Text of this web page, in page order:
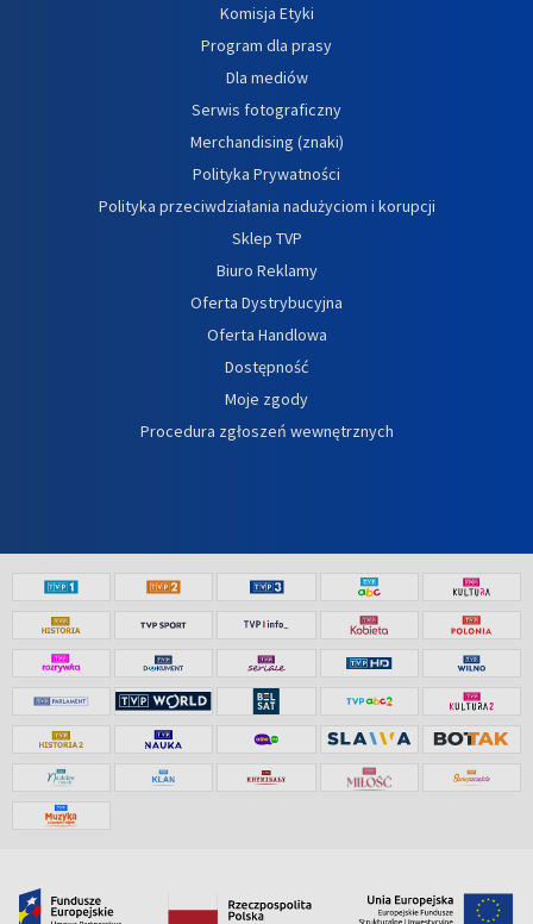
Komisja Etyki
Program dla prasy
Dla mediów
Serwis fotograficzny
Merchandising (znaki)
Polityka Prywatności
Polityka przeciwdziałania nadużyciom i korupcji
Sklep TVP
Biuro Reklamy
Oferta Dystrybucyjna
Oferta Handlowa
Dostępność
Moje zgody
Procedura zgłoszeń wewnętrznych